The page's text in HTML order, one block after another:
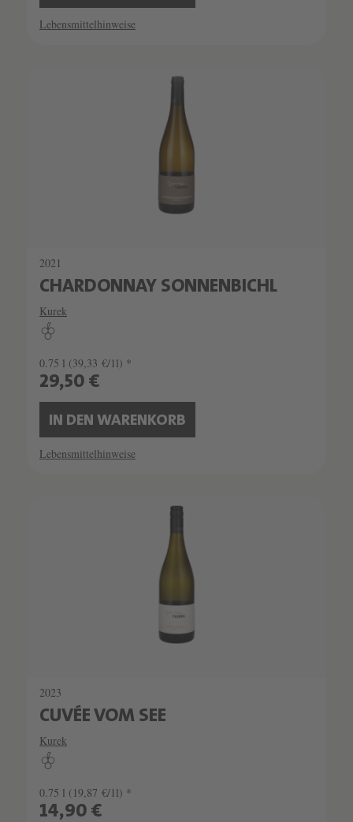
Lebensmittelhinweise
2021
CHARDONNAY SONNENBICHL
Kurek
0.75 l (39,33 €/1l) *
29,50 €
IN DEN WARENKORB
Lebensmittelhinweise
2023
CUVÉE VOM SEE
Kurek
0.75 l (19,87 €/1l) *
14,90 €